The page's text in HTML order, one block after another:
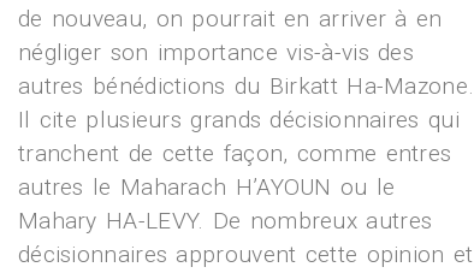
de nouveau, on pourrait en arriver à en
négliger son importance vis-à-vis des
autres bénédictions du Birkatt Ha-Mazone.
Il cite plusieurs grands décisionnaires qui
tranchent de cette façon, comme entres
autres le Maharach H’AYOUN ou le
Mahary HA-LEVY. De nombreux autres
décisionnaires approuvent cette opinion et